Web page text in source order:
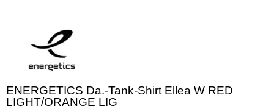
ENERGETICS Da.-Tank-Shirt Ellea W RED
LIGHT/ORANGE LIG